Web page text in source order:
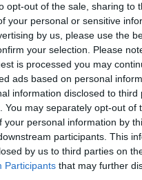
opt-out of the sale, sharing to
your personal or sensitive
by us, please use the
your selection. Please
is processed you may
ads based on personal
information disclosed to third
You may separately opt-out of
your personal information by
participants. This
by us to third parties on
Participants that may further
γίνονται υποχρεωτικές οι
επανένωση γυναίκας
μετά τις πυρκαγιές
η γενική συνέλευση του